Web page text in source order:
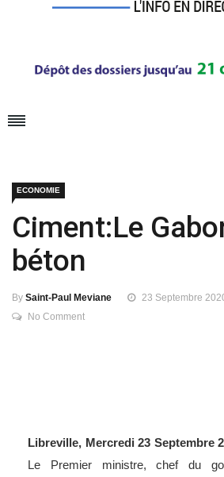
ECONOMIE
Ciment:Le
béton
By Saint-Paul Meviane 23 Septembre
No Comment
Libreville, Mercredi 23 Septembre
Le Premier ministre, chef du